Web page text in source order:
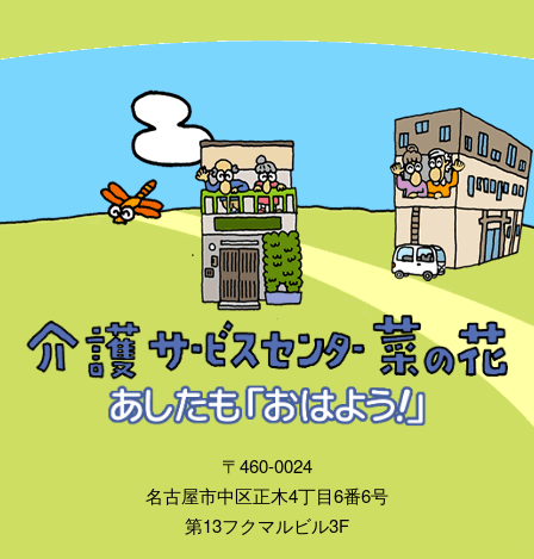
〒460-0024
名古屋市中区正木4丁目6番6号
第13フクマルビル3F